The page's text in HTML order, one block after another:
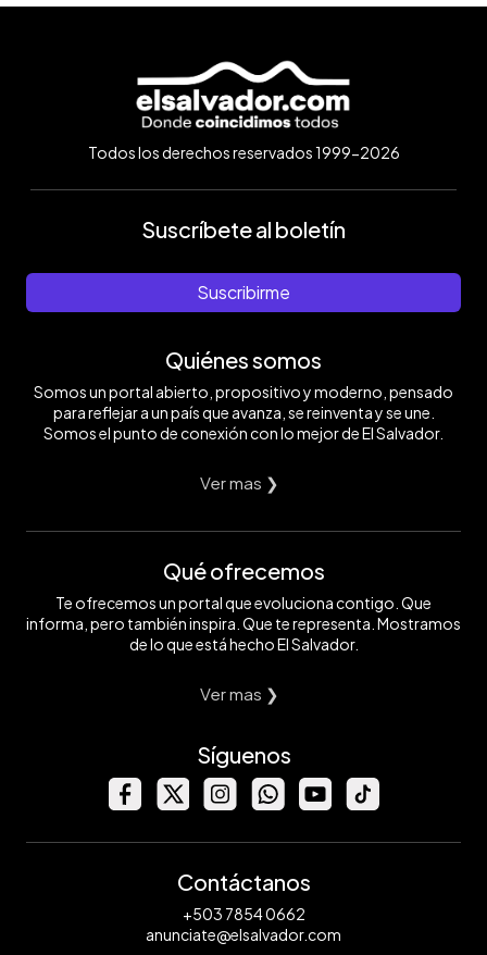
Todos los derechos reservados 1999-2026
Suscríbete al boletín
Suscribirme
Quiénes somos
Somos un portal abierto, propositivo y moderno, pensado
para reflejar a un país que avanza, se reinventa y se une.
Somos el punto de conexión con lo mejor de El Salvador.
Ver mas ❯
Qué ofrecemos
Te ofrecemos un portal que evoluciona contigo. Que
informa, pero también inspira. Que te representa. Mostramos
de lo que está hecho El Salvador.
Ver mas ❯
Síguenos
Contáctanos
+503 7854 0662
anunciate@elsalvador.com